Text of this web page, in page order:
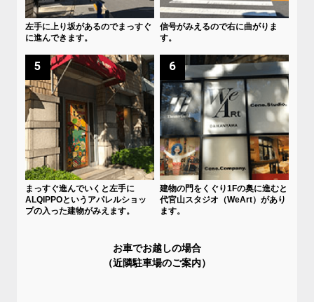
左手に上り坂があるのでまっすぐ
に進んできます。
信号がみえるので右に曲がりま
す。
5
まっすぐ進んでいくと左手に
ALQIPPOというアパレルショッ
プの入った建物がみえます。
6
建物の門をくぐり1Fの奥に進むと
代官山スタジオ（WeArt）があり
ます。
お車でお越しの場合
（近隣駐車場のご案内）